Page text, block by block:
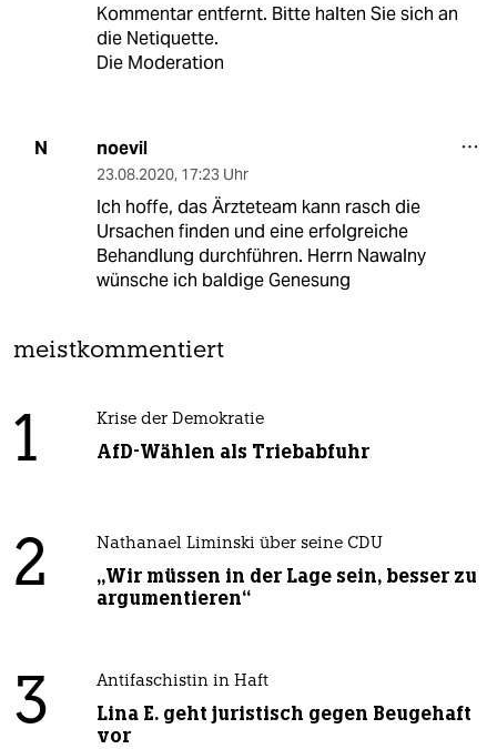
Kommentar entfernt. Bitte halten Sie sich an
die Netiquette.
Die Moderation
N noevil
23.08.2020, 17:23 Uhr
Ich hoffe, das Ärzteteam kann rasch die
Ursachen finden und eine erfolgreiche
Behandlung durchführen. Herrn Nawalny
wünsche ich baldige Genesung
meistkommentiert
1 Krise der Demokratie
AfD-Wählen als Triebabfuhr
2 Nathanael Liminski über seine CDU
„Wir müssen in der Lage sein, besser zu
argumentieren“
3 Antifaschistin in Haft
Lina E. geht juristisch gegen Beugehaft
vor